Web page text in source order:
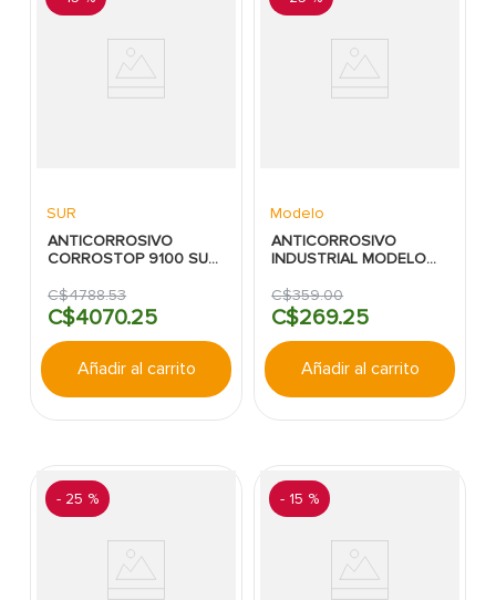
SUR
ANTICORROSIVO
CORROSTOP 9100 SUR
BRILLANTE INTERMEDIA
C$4788.53
C$4070.25
Añadir al carrito
Modelo
ANTICORROSIVO
INDUSTRIAL MODELO
BRILLANTE INTERMEDIA
C$359.00
C$269.25
Añadir al carrito
- 25 % - 15 %